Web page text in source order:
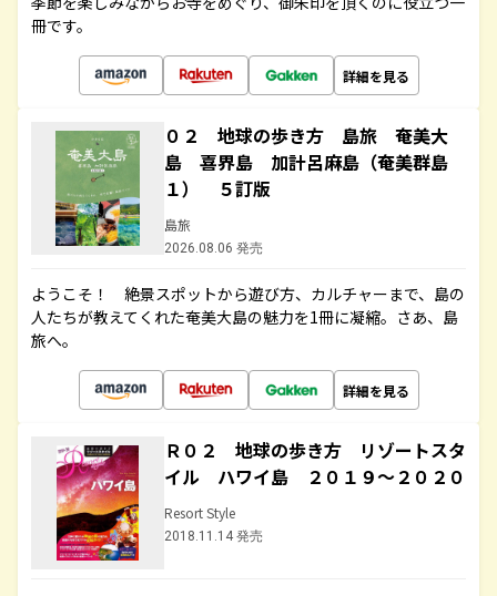
冊です。
詳細を見る
０２ 地球の歩き方 島旅 奄美大
島 喜界島 加計呂麻島（奄美群島
１） ５訂版
島旅
2026.08.06 発売
ようこそ！ 絶景スポットから遊び方、カルチャーまで、島の
人たちが教えてくれた奄美大島の魅力を1冊に凝縮。さあ、島
旅へ。
詳細を見る
Ｒ０２ 地球の歩き方 リゾートスタ
イル ハワイ島 ２０１９～２０２０
Resort Style
2018.11.14 発売